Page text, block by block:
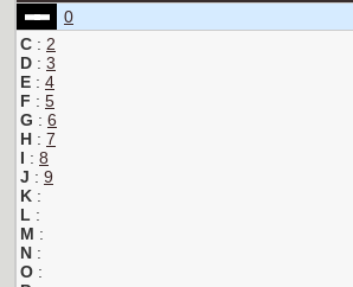
0
C : 2
D : 3
E : 4
F : 5
G : 6
H : 7
I : 8
J : 9
K :
L :
M :
N :
O :